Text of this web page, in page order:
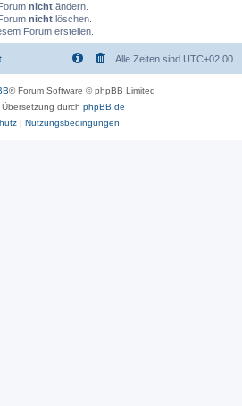
nicht ändern.
nicht löschen.
Forum erstellen.
Alle Zeiten sind UTC+02:00
® Forum Software © phpBB Limited
durch phpBB.de
| Nutzungsbedingungen